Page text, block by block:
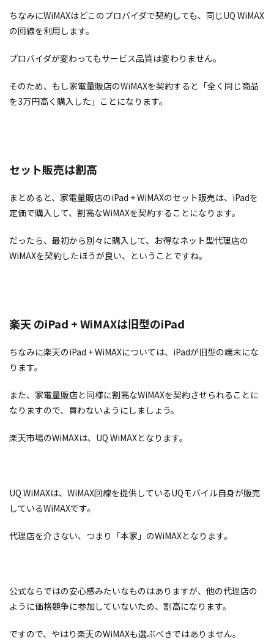
ちなみにWiMAXはどこのプロバイダで契約しても、同じUQ WiMAX
の回線を利用します。
プロバイダが変わってもサービス品質は変わりません。
そのため、もし家電量販店のWiMAXを契約すると「全く同じ商品
を3万円高く購入した」ことになります。
セット販売は割高
まとめると、家電量販店のiPad + WiMAXのセット販売は、iPadを
定価で購入して、割高なWiMAXを契約することになります。
だったら、最初から別々に購入して、お得なネット型代理店の
WiMAXを契約したほうが良い、ということですね。
楽天 のiPad + WiMAXは旧型のiPad
ちなみに楽天のiPad + WiMAXについては、iPadが旧型の端末にな
ります。
また、家電量販店と同様に割高なWiMAXを契約させられることに
なりますので、買わないようにしましょう。
楽天市場のWiMAXは、UQ WiMAXとなります。
UQ WiMAXは、WiMAX回線を提供しているUQモバイル自身が販売
しているWiMAXです。
代理店を介さない、つまり「本家」のWiMAXとなります。
公式ならではの安心感みたいなものはありますが、他の代理店の
ように価格競争に参加していないため、割高になります。
ですので、やはり楽天のWiMAXも選ぶべきではありません。